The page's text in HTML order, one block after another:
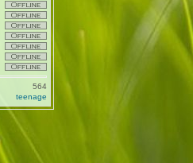
564
teenage